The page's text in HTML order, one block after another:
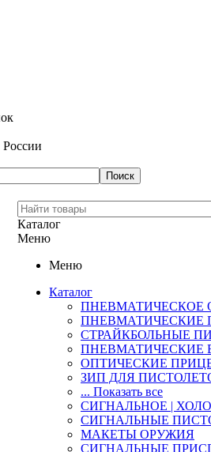
России
Каталог
Меню
Меню
Каталог
ПНЕВМАТИЧЕСКОЕ
ПНЕВМАТИЧЕСКИЕ
СТРАЙКБОЛЬНЫЕ
ПНЕВМАТИЧЕСКИЕ
ОПТИЧЕСКИЕ
ЗИП ДЛЯ
... Показать все
СИГНАЛЬНОЕ |
СИГНАЛЬНЫЕ
МАКЕТЫ ОРУЖИЯ
СИГНАЛЬНЫЕ